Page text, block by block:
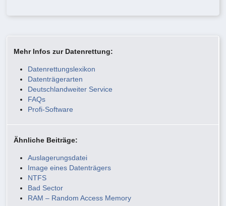
Mehr Infos zur Datenrettung:
Datenrettungslexikon
Datenträgerarten
Deutschlandweiter Service
FAQs
Profi-Software
Ähnliche Beiträge:
Auslagerungsdatei
Image eines Datenträgers
NTFS
Bad Sector
RAM – Random Access Memory